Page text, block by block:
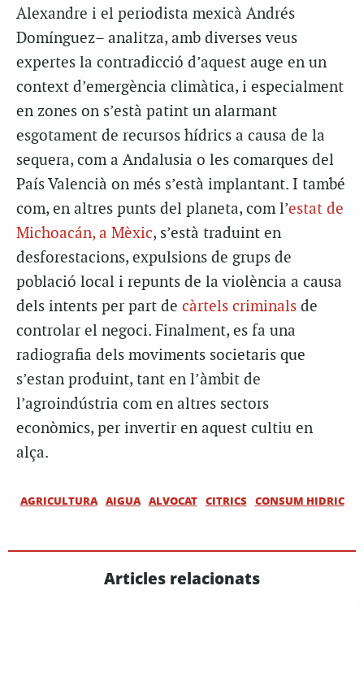
Alexandre i el periodista mexicà Andrés
Domínguez– analitza, amb diverses veus
expertes la contradicció d’aquest auge en un
context d’emergència climàtica, i especialment
en zones on s’està patint un alarmant
esgotament de recursos hídrics a causa de la
sequera, com a Andalusia o les comarques del
País Valencià on més s’està implantant. I també
com, en altres punts del planeta, com l’estat de
Michoacán, a Mèxic, s’està traduint en
desforestacions, expulsions de grups de
població local i repunts de la violència a causa
dels intents per part de càrtels criminals de
controlar el negoci. Finalment, es fa una
radiografia dels moviments societaris que
s’estan produint, tant en l’àmbit de
l’agroindústria com en altres sectors
econòmics, per invertir en aquest cultiu en
alça.
AGRICULTURA AIGUA ALVOCAT CITRICS CONSUM HIDRIC
Articles relacionats